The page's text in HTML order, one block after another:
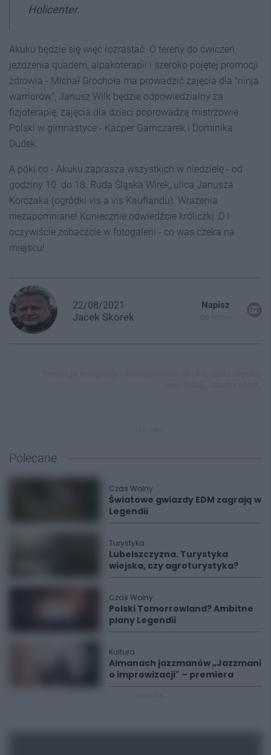
Holicenter.
Akuku będzie się więc rozrastać. O tereny do ćwiczeń,
jeżdżenia quadem, alpakoterapii i szeroko pojętej promocji
zdrowia - Michał Grochoła ma prowadzić zajęcia dla "ninja
warriorów", Janusz Wilk będzie odpowiedzialny za
fizjoterapię, zajęcia dla dzieci poprowadzą mistrzowie
Polski w gimnastyce - Kacper Garnczarek i Dominika
Dudek.
A póki co - Akuku zaprasza wszystkich w niedzielę - od
godziny 10. do 18. Ruda Śląska Wirek, ulica Janusza
Korczaka (ogródki vis a vis Kauflandu). Wrażenia
niezapomniane! Koniecznie odwiedźcie króliczki :D I
oczywiście zobaczcie w fotogalerii - co was czeka na
miejscu!
22/08/2021
Jacek Skorek
Napisz
Polecane
Czas Wolny
Światowe gwiazdy EDM zagrają w
Legendii
Turystyka
Lubelszczyzna. Turystyka
wiejska, czy agroturystyka?
Czas Wolny
Polski Tomorrowland? Ambitne
plany Legendii
Kultura
Almanach jazzmanów „Jazzmani
o improwizacji" – premiera